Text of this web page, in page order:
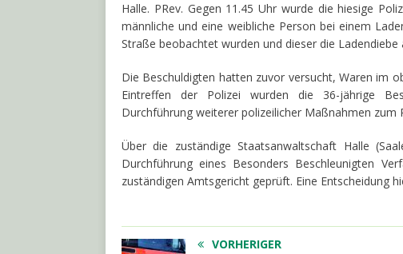
Halle. PRev. Gegen 11.45 Uhr wurde die hiesige
männliche und eine weibliche Person bei einem
Straße beobachtet wurden und dieser die
Die Beschuldigten hatten zuvor versucht, Waren im
Eintreffen der Polizei wurden die 36-jährige
Durchführung weiterer polizeilicher Maßnahmen zum
Über die zuständige Staatsanwaltschaft Halle
Durchführung eines Besonders Beschleunigten
zuständigen Amtsgericht geprüft. Eine Entscheidung
VORHERIGER